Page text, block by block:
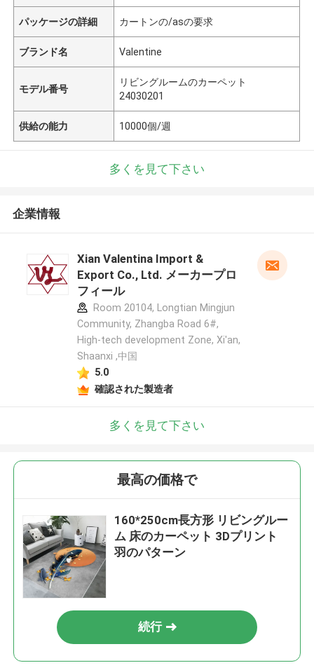
パッケージの詳細 カートンの/asの要求
ブランド名 Valentine
モデル番号
リビングルームのカーペット
24030201
供給の能力 10000個/週
多くを見て下さい
企業情報
Xian Valentina Import &
Export Co., Ltd. メーカープロ
フィール
Room 20104, Longtian Mingjun
Community, Zhangba Road 6#,
High-tech development Zone, Xi'an,
Shaanxi ,中国
5.0
確認された製造者
多くを見て下さい
最高の価格で
160*250cm長方形 リビングルー
ム 床のカーペット 3Dプリント
羽のパターン
続行